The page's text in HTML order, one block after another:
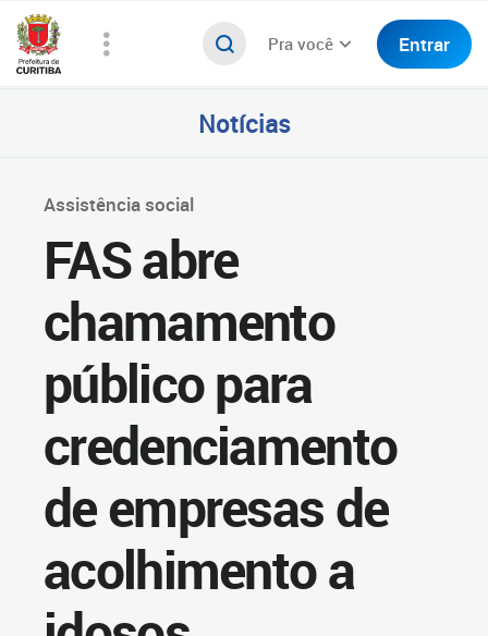
Pra você Entrar
Notícias
Assistência social
FAS abre
chamamento
público para
credenciamento
de empresas de
acolhimento a